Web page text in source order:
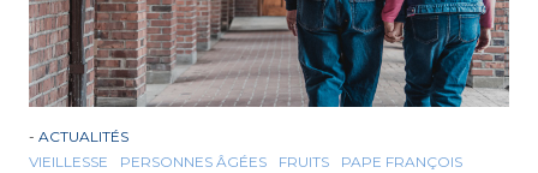
- ACTUALITÉS
VIEILLESSE
PERSONNES ÂGÉES FRUITS
PAPE FRANÇOIS